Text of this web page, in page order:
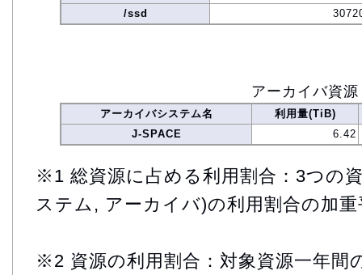
/ssd
アーカイバ資源
アーカイバシステム名
利用量(TiB)
J-SPACE
6.42
※1 総資源に占める利用割合：3つの
ステム, アーカイバ)の利用割合の加重
※2 資源の利用割合：対象資源一年間